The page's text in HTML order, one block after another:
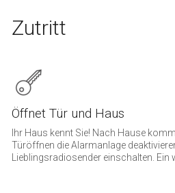
Zutritt
Öffnet Tür und Haus
Ihr Haus kennt Sie! Nach Hause
Türöffnen die Alarmanlage
Lieblingsradiosender einschalten.